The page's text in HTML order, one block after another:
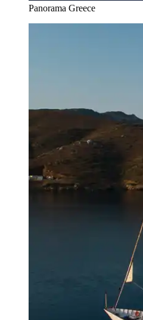
Panorama Greece